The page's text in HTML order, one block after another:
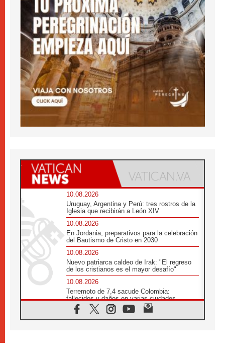
10.08.2026
Uruguay, Argentina y Perú: tres rostros de la
Iglesia que recibirán a León XIV
10.08.2026
En Jordania, preparativos para la celebración
del Bautismo de Cristo en 2030
10.08.2026
Nuevo patriarca caldeo de Irak: "El regreso
de los cristianos es el mayor desafío"
10.08.2026
Terremoto de 7,4 sacude Colombia:
fallecidos y daños en varias ciudades
10.08.2026
Ébola en RD Congo: Alarma de la UNICEF